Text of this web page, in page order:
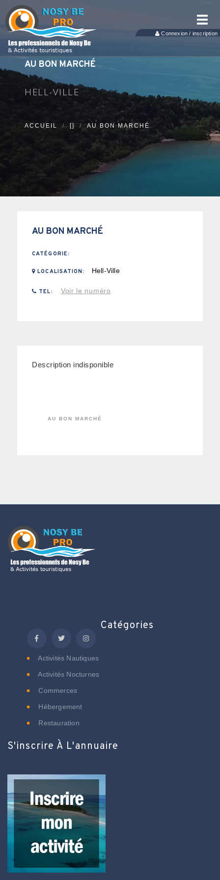
Connexion / inscription
AU BON MARCHÉ
HELL-VILLE
ACCUEIL [] AU BON MARCHÉ
AU BON MARCHÉ
CATÉGORIE:
LOCALISATION: Hell-Ville
TEL: Voir le numéro
Description indisponible
AU BON MARCHÉ
Catégories
Activités Nautiques
Activités Nocturnes
Commerces
Hébergement
Restauration
S'inscrire À L'annuaire